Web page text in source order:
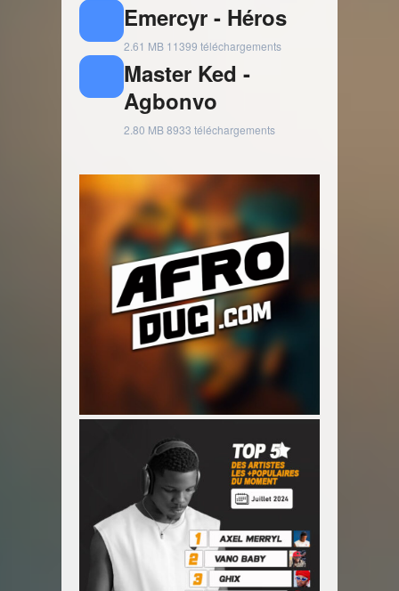
Emercyr - Héros
2.61 MB 11399 téléchargements
Master Ked -
Agbonvo
2.80 MB8933 téléchargements